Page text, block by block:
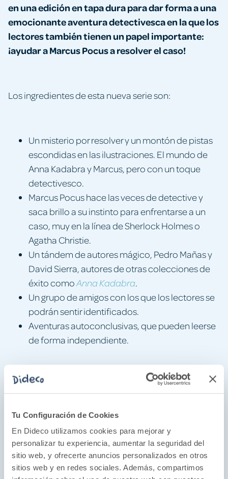
Tu Configuración de Cookies
En Dideco utilizamos cookies para mejorar y
personalizar tu experiencia, aumentar la seguridad del
sitio web, y ofrecerte anuncios personalizados en otros
sitios web y en redes sociales. Además, compartimos
en una edición en tapa dura para dar forma a una
emocionante aventura detectivesca en la que los
lectores también tienen un papel importante:
¡ayudar a Marcus Pocus a resolver el caso!
Los ingredientes de esta nueva serie son:
Un misterio por resolver y un montón de pistas
escondidas en las ilustraciones. El mundo de
Anna Kadabra y Marcus, pero con un toque
detectivesco.
Marcus Pocus hace las veces de detective y
saca brillo a su instinto para enfrentarse a un
caso, muy en la línea de Sherlock Holmes o
Agatha Christie.
Un tándem de autores mágico, Pedro Mañas y
David Sierra, autores de otras colecciones de
éxito comoAnna Kadabra.
Un grupo de amigos con los que los lectores se
podrán sentir identificados.
Aventuras autoconclusivas, que pueden leerse
de forma independiente.
· Primeros lectores
· Misterios, detectives y humor
· Libros ilustrados infantiles